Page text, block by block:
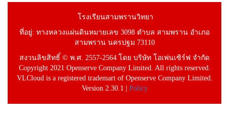
โรงเรียนสามพรานวิทยา
ที่อยู่: ทางหลวงแผ่นดินหมายเลข 3098 ตำบล สามพราน อำเภอ
สามพราน นครปฐม 73110
สงวนลิขสิทธิ์ © พ.ศ. 2557-2564 โดย บริษัท โอเพ่นเซิร์ฟ จำกัด
Copyright 2021 Openserve Company Limited. All rights reserved.
VLCloud is a registered trademart of Openserve Company Limited.
Version 2.30.1 | Policy